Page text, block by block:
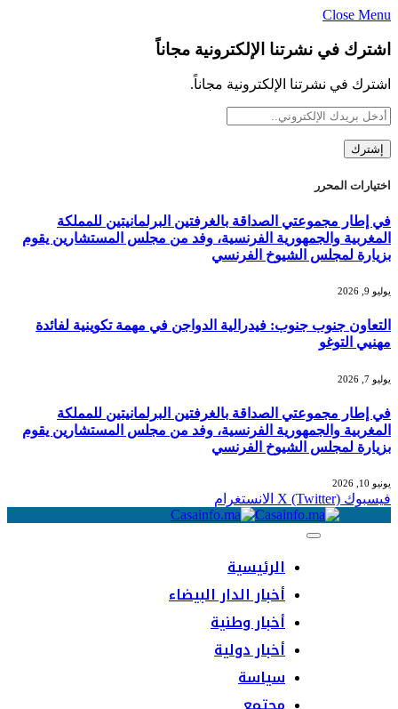
Close Menu
اشترك في نشرتنا الإلكترونية مجاناً
اشترك في نشرتنا الإلكترونية مجاناً.
اختيارات المحرر
في إطار مجموعتي الصداقة بالغرفتين البرلمانيتين للمملكة
المغربية والجمهورية الفرنسية، وفد من مجلس المستشارين يقوم
بزيارة لمجلس الشيوخ الفرنسي
يوليو 9, 2026
التعاون جنوب جنوب: فيدرالية الدواجن في مهمة تكوينية لفائدة
مهنيي التوغو
يوليو 7, 2026
في إطار مجموعتي الصداقة بالغرفتين البرلمانيتين للمملكة
المغربية والجمهورية الفرنسية، وفد من مجلس المستشارين يقوم
بزيارة لمجلس الشيوخ الفرنسي
يونيو 10, 2026
فيسبوك X (Twitter) الانستغرام
الرئيسية
أخبار الدار البيضاء
أخبار وطنية
أخبار دولية
سياسة